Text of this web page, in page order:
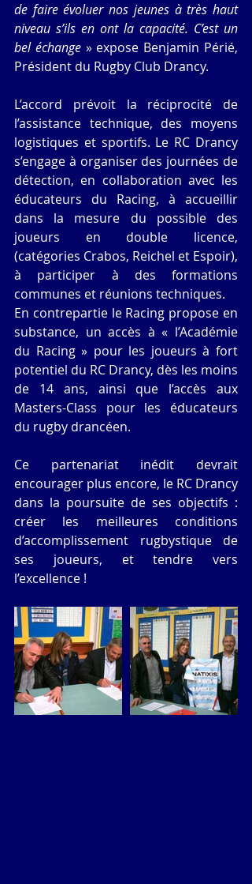
de faire évoluer nos jeunes à très haut
niveau s’ils en ont la capacité. C’est un
bel échange » expose Benjamin Périé,
Président du Rugby Club Drancy.
L’accord prévoit la réciprocité de
l’assistance technique, des moyens
logistiques et sportifs. Le RC Drancy
s’engage à organiser des journées de
détection, en collaboration avec les
éducateurs du Racing, à accueillir
dans la mesure du possible des
joueurs en double licence,
(catégories Crabos, Reichel et Espoir),
à participer à des formations
communes et réunions techniques.
En contrepartie le Racing propose en
substance, un accès à « l’Académie
du Racing » pour les joueurs à fort
potentiel du RC Drancy, dès les moins
de 14 ans, ainsi que l’accès aux
Masters-Class pour les éducateurs
du rugby drancéen.
Ce partenariat inédit devrait
encourager plus encore, le RC Drancy
dans la poursuite de ses objectifs :
créer les meilleures conditions
d’accomplissement rugbystique de
ses joueurs, et tendre vers
l’excellence !